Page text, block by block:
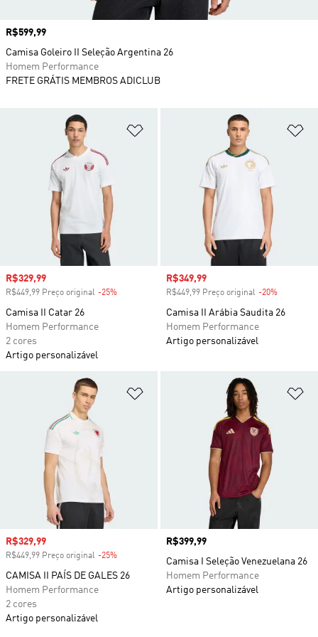
Adicionar à Lista de Desejos
Preço com desconto
R$329,99
R$449,99 Preço original -25%
Camisa II Catar 26
Homem Performance
2 cores
Artigo personalizável
Preço com desconto
R$349,99
R$449,99 Preço original -20%
Camisa II Arábia Saudita 26
Homem Performance
Artigo personalizável
Adicionar à Lista de Desejos
Preço com desconto
R$329,99
R$449,99 Preço original -25%
CAMISA II PAÍS DE GALES 26
Homem Performance
2 cores
Artigo personalizável
Preço
R$399,99
Camisa I Seleção Venezuelana 26
Homem Performance
Artigo personalizável
Preço
R$599,99
Camisa Goleiro II Seleção Argentina 26
Homem Performance
FRETE GRÁTIS MEMBROS ADICLUB